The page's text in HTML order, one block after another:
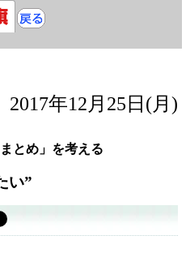
2017年12月25日(月)
とめ」を考える
い”